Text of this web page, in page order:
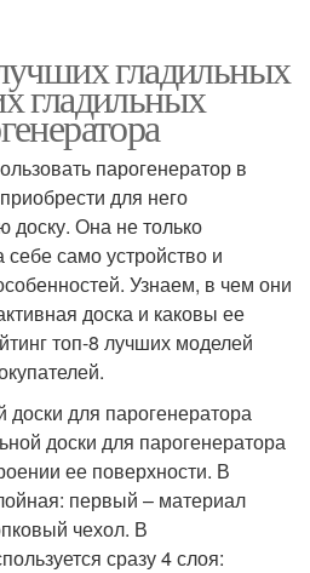
гладильных
гладильных
парогенератор в
для него
доску. Она не только
себе само устройство и
Узнаем, в чем они
доска и каковы ее
топ-8 лучших моделей
доски для парогенератора
доски для парогенератора
ее поверхности. В
первый – материал
чехол. В
сразу 4 слоя: